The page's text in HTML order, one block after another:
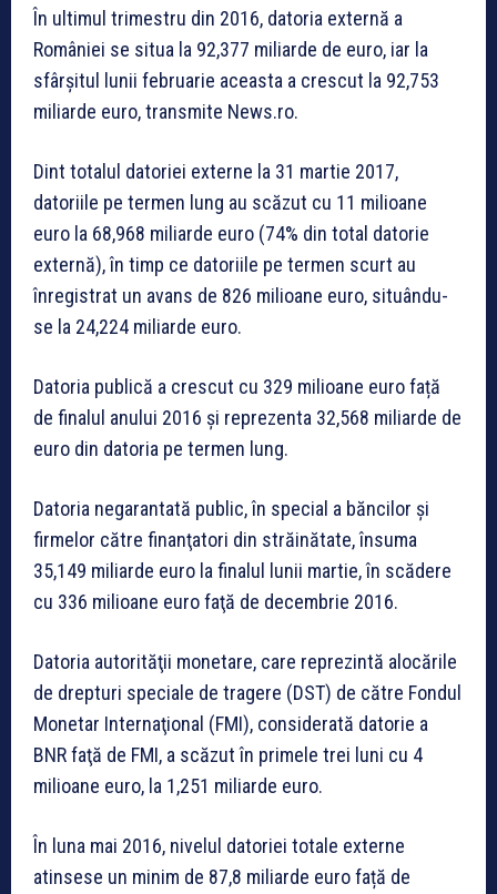
În ultimul trimestru din 2016, datoria externă a
României se situa la 92,377 miliarde de euro, iar la
sfârșitul lunii februarie aceasta a crescut la 92,753
miliarde euro, transmite News.ro.
Dint totalul datoriei externe la 31 martie 2017,
datoriile pe termen lung au scăzut cu 11 milioane
euro la 68,968 miliarde euro (74% din total datorie
externă), în timp ce datoriile pe termen scurt au
înregistrat un avans de 826 milioane euro, situându-
se la 24,224 miliarde euro.
Datoria publică a crescut cu 329 milioane euro față
de finalul anului 2016 și reprezenta 32,568 miliarde de
euro din datoria pe termen lung.
Datoria negarantată public, în special a băncilor şi
firmelor către finanţatori din străinătate, însuma
35,149 miliarde euro la finalul lunii martie, în scădere
cu 336 milioane euro faţă de decembrie 2016.
Datoria autorităţii monetare, care reprezintă alocările
de drepturi speciale de tragere (DST) de către Fondul
Monetar Internaţional (FMI), considerată datorie a
BNR faţă de FMI, a scăzut în primele trei luni cu 4
milioane euro, la 1,251 miliarde euro.
În luna mai 2016, nivelul datoriei totale externe
atinsese un minim de 87,8 miliarde euro față de